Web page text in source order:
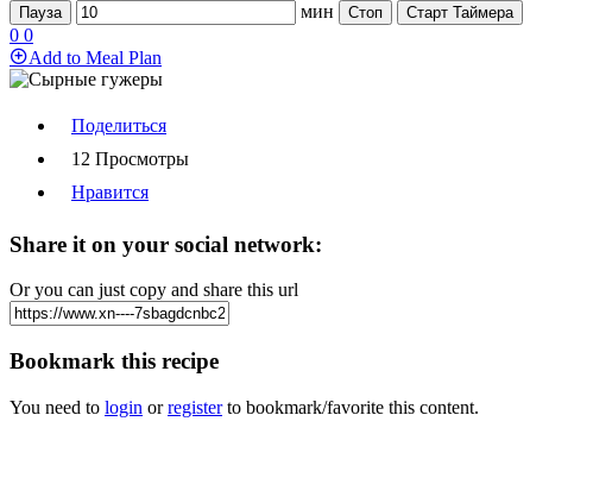
Пауза мин Стоп Старт Таймера
0 0
Add to Meal Plan
Поделиться
12 Просмотры
Нравится
Share it on your social network:
Or you can just copy and share this url
Bookmark this recipe
You need to login orregisterto bookmark/favorite this content.